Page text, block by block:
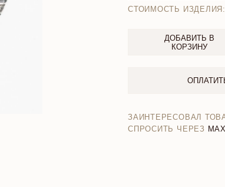
СТОИМОСТЬ ИЗДЕЛИЯ:
ДОБАВИТЬ В
КОРЗИНУ
ЗАИНТЕРЕСОВАЛ
СПРОСИТЬ ЧЕРЕЗ MAX